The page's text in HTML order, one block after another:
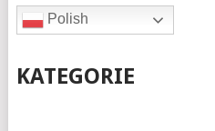
Polish
KATEGORIE